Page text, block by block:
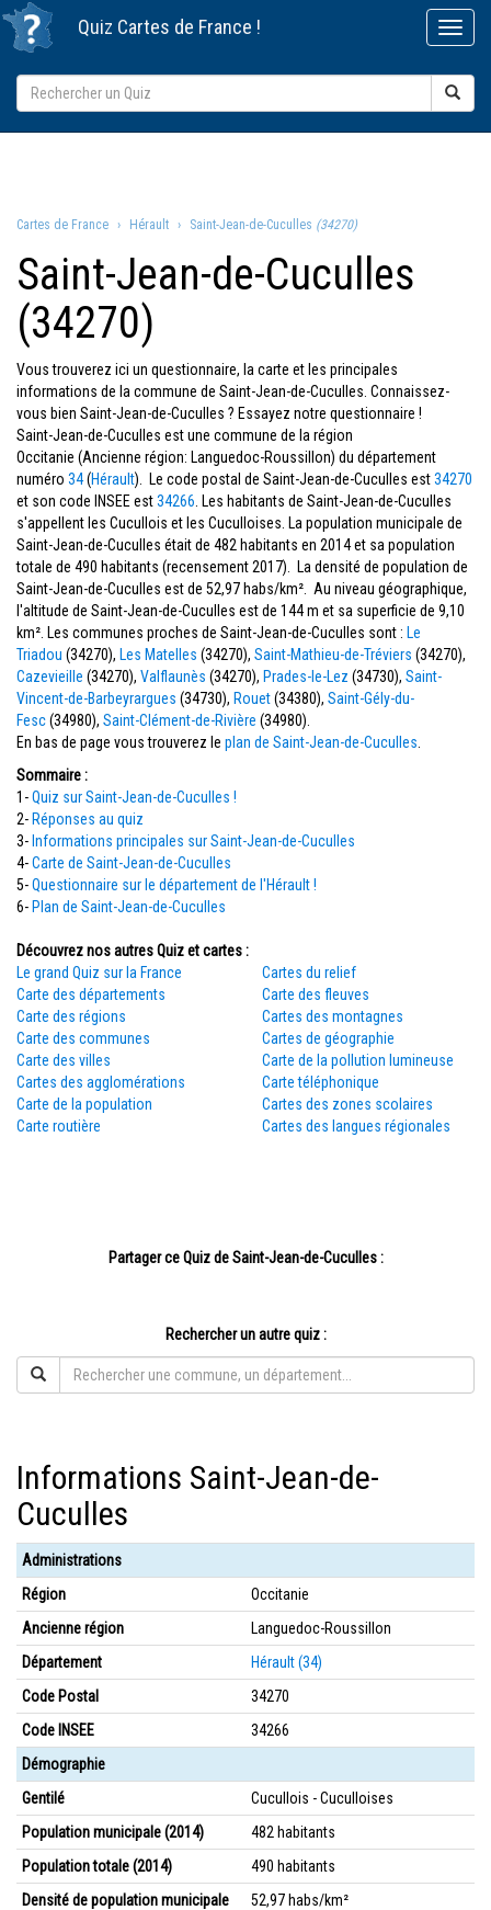
Quiz Cartes de France !
Cartes de France Hérault Saint-Jean-de-Cuculles (34270)
Saint-Jean-de-Cuculles
(34270)
Vous trouverez ici un questionnaire, la carte et les principales
informations de la commune de Saint-Jean-de-Cuculles. Connaissez-
vous bien Saint-Jean-de-Cuculles ? Essayez notre questionnaire !
Saint-Jean-de-Cuculles est une commune de la région
Occitanie (Ancienne région: Languedoc-Roussillon) du département
numéro 34(Hérault). Le code postal de Saint-Jean-de-Cuculles est34270
et son code INSEE est34266 . Les habitants de Saint-Jean-de-Cuculles
s'appellent les Cucullois et les Cuculloises. La population municipale de
Saint-Jean-de-Cuculles était de 482 habitants en 2014 et sa population
totale de 490 habitants (recensement 2017). La densité de population de
Saint-Jean-de-Cuculles est de 52,97 habs/km². Au niveau géographique,
l'altitude de Saint-Jean-de-Cuculles est de 144 m et sa superficie de 9,10
km². Les communes proches de Saint-Jean-de-Cuculles sont : Le
Triadou (34270), Les Matelles (34270), Saint-Mathieu-de-Tréviers (34270),
Cazevieille (34270), Valflaunès (34270), Prades-le-Lez (34730), Saint-
Vincent-de-Barbeyrargues (34730), Rouet(34380), Saint-Gély-du-
Fesc(34980), Saint-Clément-de-Rivière (34980).
En bas de page vous trouverez le plan de Saint-Jean-de-Cuculles
Sommaire :
1-Quiz sur Saint-Jean-de-Cuculles !
2- Réponses au quiz
3- Informations principales sur Saint-Jean-de-Cuculles
4-Carte de Saint-Jean-de-Cuculles
5-Questionnaire sur le département de l'Hérault !
6- Plan de Saint-Jean-de-Cuculles
Découvrez nos autres Quiz et cartes :
Le grand Quiz sur la France
Carte des départements
Carte des régions
Carte des communes
Carte des villes
Cartes des agglomérations
Carte de la population
Carte routière
Cartes du relief
Carte des fleuves
Cartes des montagnes
Cartes de géographie
Carte de la pollution lumineuse
Carte téléphonique
Cartes des zones scolaires
Cartes des langues régionales
Partager ce Quiz de Saint-Jean-de-Cuculles :
Rechercher un autre quiz :
Informations Saint-Jean-de-
Cuculles
Administrations
Région
Occitanie
Ancienne région
Languedoc-Roussillon
Département
Hérault (34)
Code Postal
34270
Code INSEE
34266
Démographie
Gentilé
Cucullois - Cuculloises
Population municipale (2014)
482 habitants
Population totale (2014)
490 habitants
Densité de population municipale
52,97 habs/km²